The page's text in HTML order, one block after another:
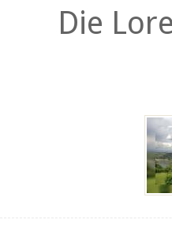
Die